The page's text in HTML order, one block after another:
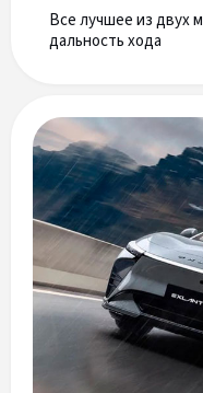
Все лучшее из двух
дальность хода